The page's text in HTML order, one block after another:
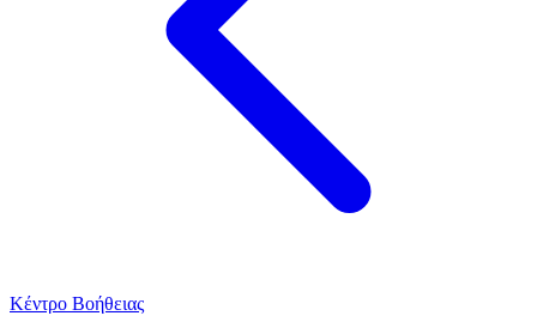
Κέντρο Βοήθειας